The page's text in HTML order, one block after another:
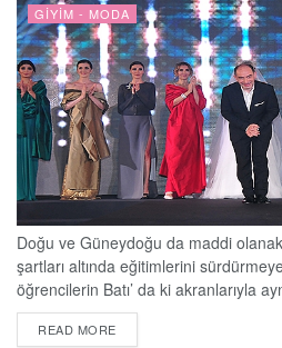
GIYIM - MODA
Doğu ve Güneydoğu da maddi
şartları altında eğitimlerini
öğrencilerin Batı’ da ki akranlarıyla
alabilmelerine destek olabilmek için
başkanlığında kurulmuş olan 'Bir
READ MOREDETAILS